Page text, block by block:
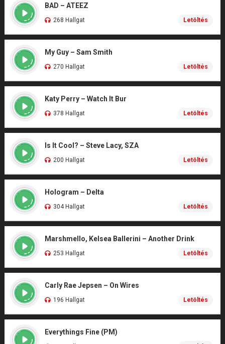
BAD – ATEEZ
268 Hallgat Letöltés
My Guy – Sam Smith
270 Hallgat Letöltés
Katy Perry – Watch It Bur
378 Hallgat Letöltés
Is It Cool? – Steve Lacy, SZA
200 Hallgat Letöltés
Hologram – Delta
304 Hallgat Letöltés
Marshmello, Kelsea Ballerini – Another Drink
253 Hallgat Letöltés
Carly Rae Jepsen – On Wires
196 Hallgat Letöltés
Everythings Fine (PM)